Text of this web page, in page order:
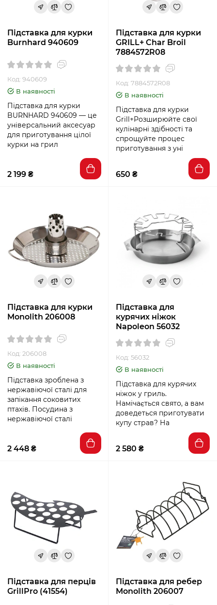
Підставка для курки
Burnhard 940609
Код: 940609
В наявності
Підставка для курки
BURNHARD 940609 — це
універсальний аксесуар
для приготування цілої
курки на грил
2 199 ₴
Підставка для курки
GRILL+ Char Broil
7884572R08
Код: 7884572R08
В наявності
Підставка для курки
Grill+Розширюйте свої
кулінарні здібності та
спрощуйте процес
приготування з уні
650 ₴
Підставка для курки
Monolith 206008
Код: 206008
В наявності
Підставка зроблена з
нержавіючої сталі для
запікання соковитих
птахів. Посудина з
нержавіючої сталі
2 448 ₴
Підставка для
курячих ніжок
Napoleon 56032
Код: 56032
В наявності
Підставка для курячих
ніжок у гриль.
Намічається свято, а вам
доведеться приготувати
купу страв? На
2 580 ₴
Підставка для перців
GrillPro (41554)
Підставка для ребер
Monolith 206007